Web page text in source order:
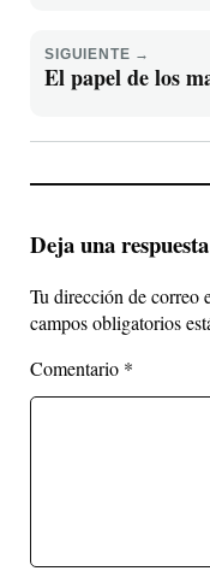
SIGUIENTE →
El papel de los
Deja una respuesta
Tu dirección de correo
campos obligatorios
Comentario *